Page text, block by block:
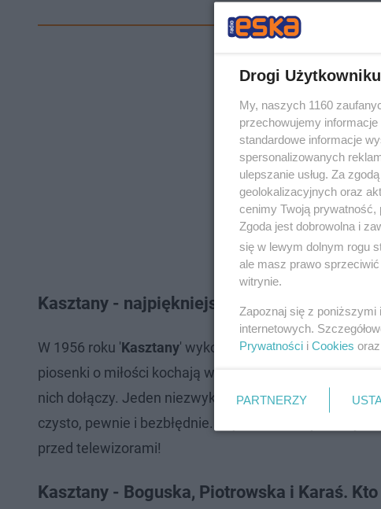
Kasztany - najpiękniejsza bitwa The Voice
W 1956 roku 'Kasztany' wykonywała Natasza
piosenki o miłości kochają wszyscy Polacy.
nich dołączy. Jeden niezwykły chłopiec i dwie
czysto, pewnie i bezbłędnie. Szybko wzruszyli nie
przed telewizorami!
Kasztany - Boguska, Piotrowska i Karaś. Kto
Drogi
My, naszych 1160
przechowujemy
standardowe informacje
spersonalizowanych
ulepszanie usług. Za
geolokalizacyjnych oraz
cenimy Twoją prywatność,
Zgoda jest dobrowolna i
się w lewym dolnym rogu
ale masz prawo
witrynie.
Zapoznaj się z
internetowych.
Prywatności i Cookies
PARTNERZY